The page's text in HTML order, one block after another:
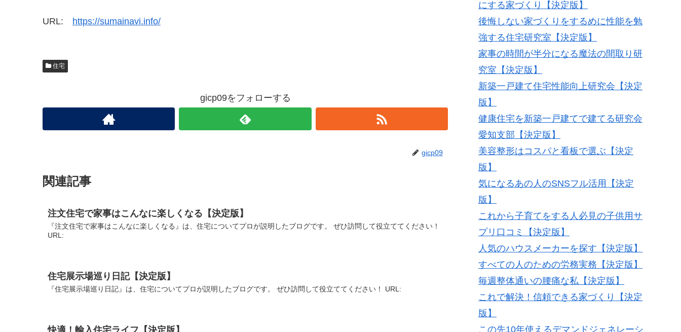
URL: https://sumainavi.info/
住宅
gicp09をフォローする
gicp09
関連記事
注文住宅で家事はこんなに楽しくなる【決定版】
『注文住宅で家事はこんなに楽しくなる』は、住宅についてプロが説明したブログです。 ぜひ訪問して役立ててください！
URL:
住宅展示場巡り日記【決定版】
『住宅展示場巡り日記』は、住宅についてプロが説明したブログです。 ぜひ訪問して役立ててください！ URL:
快適！輸入住宅ライフ【決定版】
にする家づくり【決定版】
後悔しない家づくりをするめに性能を勉
強する住宅研究室【決定版】
家事の時間が半分になる魔法の間取り研
究室【決定版】
新築一戸建て住宅性能向上研究会【決定
版】
健康住宅を新築一戸建てで建てる研究会
愛知支部【決定版】
美容整形はコスパと看板で選ぶ【決定
版】
気になるあの人のSNSフル活用【決定
版】
これから子育てをする人必見の子供用サ
プリ口コミ【決定版】
人気のハウスメーカーを探す【決定版】
すべての人のための労務実務【決定版】
毎週整体通いの腰痛な私【決定版】
これで解決！信頼できる家づくり【決定
版】
この先10年使えるデマンドジェネレーシ